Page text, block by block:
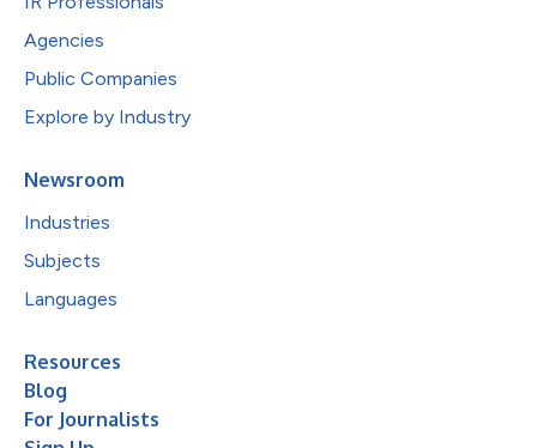
Agencies
Public Companies
Explore by Industry
Newsroom
Industries
Subjects
Languages
Resources
Blog
For Journalists